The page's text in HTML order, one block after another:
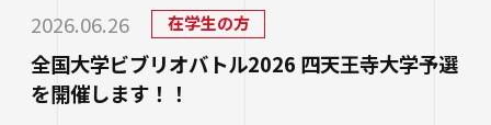
大学広報・報道関係
生活支援
スクールバス
卒業生の就職支援について
人事採用ご担当の方へ
社会連携
地域連携・研究推進センター
四天王寺大学公式SNS
LINE Instagram
2026.06.26 在学生の方
全国大学ビブリオバトル2026 四天王寺大学予選
を開催します！！